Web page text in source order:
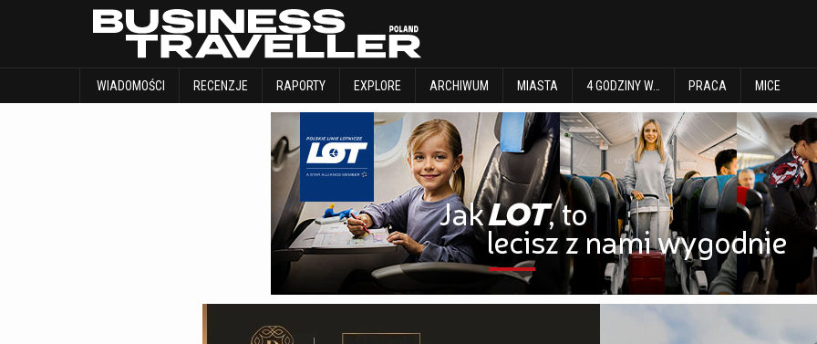
WIADOMOŚCI RECENZJE RAPORTY EXPLORE ARCHIWUM MIASTA 4 GODZINY W… PRACA MICE
WIADOMOŚCI RECENZJE